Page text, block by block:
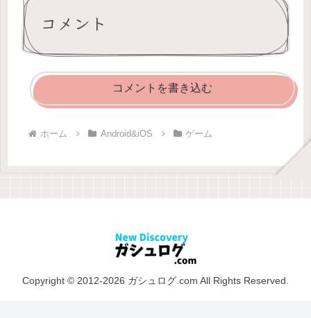
コメント
コメントを書き込む
ホーム Android&iOS ゲーム
Copyright © 2012-2026 ガシュログ.com All Rights Reserved.